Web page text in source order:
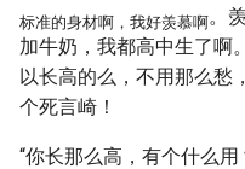
标准的身材啊，我好羡慕啊。
加牛奶，我都高中生了啊
以长高的么，不用那么愁
个死言崎！
“你长那么高，有个什么